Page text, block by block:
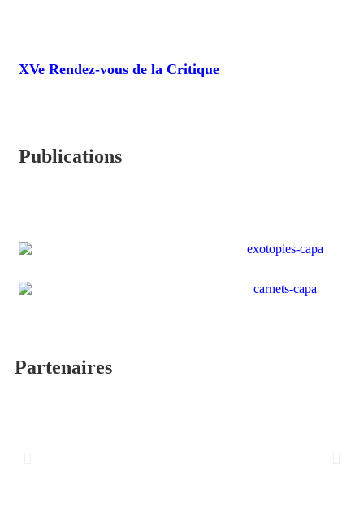
XVe Rendez-vous de la Critique
Publications
Partenaires